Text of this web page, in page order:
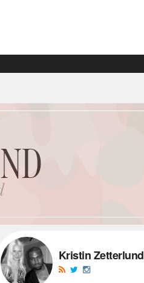
Kristin Zetterlund